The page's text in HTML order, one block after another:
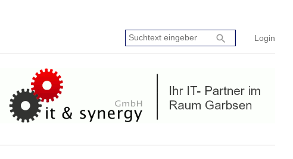
Login
Suchtext
eingeben:
search